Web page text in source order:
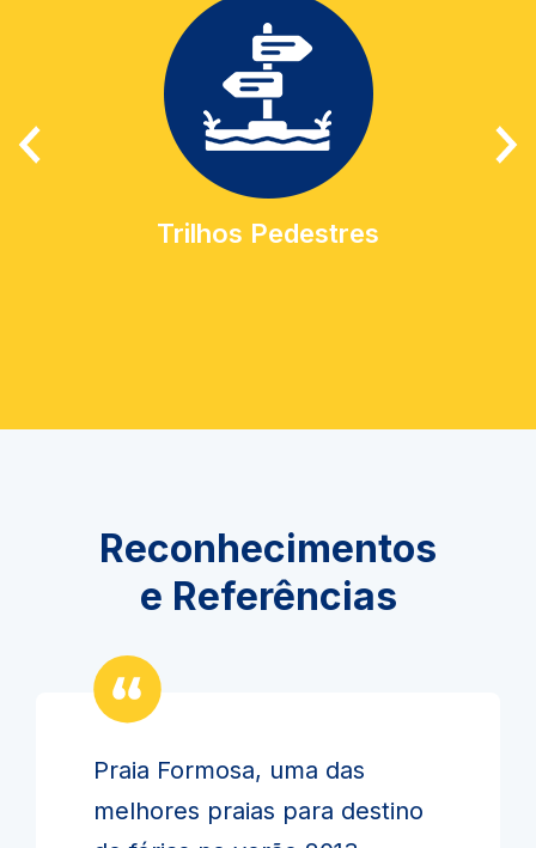
Trilhos Pedestres
Reconhecimentos
e Referências
Praia Formosa, uma das
melhores praias para destino